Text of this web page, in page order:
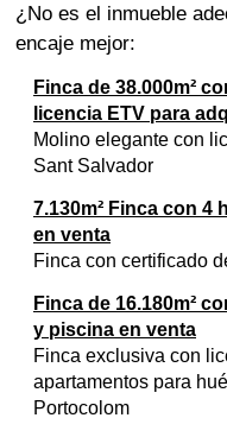
¿No es el inmueble
encaje mejor:
Finca de 38.000m²
licencia ETV para
Molino elegante con
Sant Salvador
7.130m² Finca con 4
en venta
Finca con certificado
Finca de 16.180m²
y piscina en venta
Finca exclusiva con
apartamentos para
Portocolom